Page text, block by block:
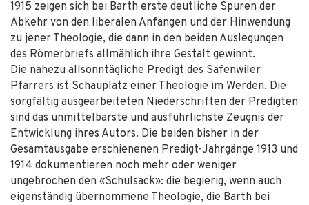
1915 zeigen sich bei Barth erste deutliche Spuren der
Abkehr von den liberalen Anfängen und der Hinwendung
zu jener Theologie, die dann in den beiden Auslegungen
des Römerbriefs allmählich ihre Gestalt gewinnt.
Die nahezu allsonntägliche Predigt des Safenwiler
Pfarrers ist Schauplatz einer Theologie im Werden. Die
sorgfältig ausgearbeiteten Niederschriften der Predigten
sind das unmittelbarste und ausführlichste Zeugnis der
Entwicklung ihres Autors. Die beiden bisher in der
Gesamtausgabe erschienenen Predigt-Jahrgänge 1913 und
1914 dokumentieren noch mehr oder weniger
ungebrochen den «Schulsack»: die begierig, wenn auch
eigenständig übernommene Theologie, die Barth bei